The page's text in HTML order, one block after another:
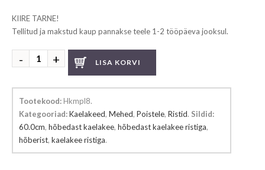
KIIRE TARNE!
Tellitud ja makstud kaup pannakse teele 1-2 tööpäeva jooksul.
Hõbedast
kaelakee
LISA KORVI
Tootekood: Hkmpl8.
Kategooriad:Kaelakeed, Mehed, Poistele, Ristid. Sildid:
60.0cm, hõbedast kaelakee, hõbedast kaelakee ristiga,
hõberist, kaelakee ristiga.